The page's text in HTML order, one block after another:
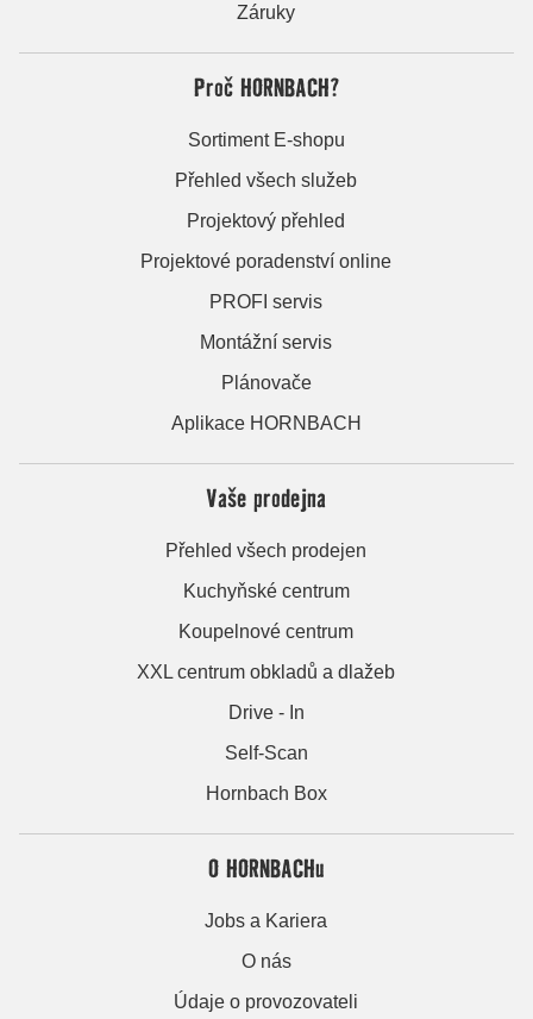
Záruky
Proč HORNBACH?
Sortiment E-shopu
Přehled všech služeb
Projektový přehled
Projektové poradenství online
PROFI servis
Montážní servis
Plánovače
Aplikace HORNBACH
Vaše prodejna
Přehled všech prodejen
Kuchyňské centrum
Koupelnové centrum
XXL centrum obkladů a dlažeb
Drive - In
Self-Scan
Hornbach Box
O HORNBACHu
Jobs a Kariera
O nás
Údaje o provozovateli